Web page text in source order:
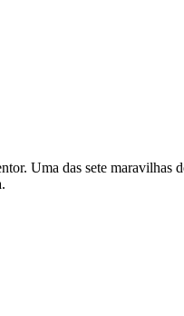
Uma das sete